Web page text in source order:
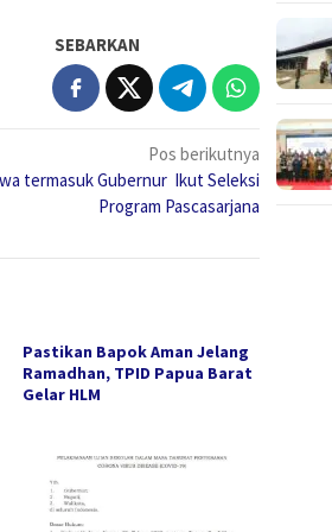
SEBARKAN
Pos berikutnya
termasuk Gubernur Ikut Seleksi
Program Pascasarjana
Pastikan Bapok Aman Jelang
Ramadhan, TPID Papua Barat
Gelar HLM